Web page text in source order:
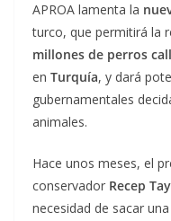
APROA lamenta la
turco, que permitirá la
millones de perros
en Turquía, y dará
gubernamentales
animales.
Hace unos meses, el
conservador Recep
necesidad de sacar